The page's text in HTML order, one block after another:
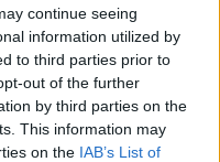
continue seeing
information utilized by
to third parties prior to
out of the further
by third parties on the
This information may
on the IAB’s List of